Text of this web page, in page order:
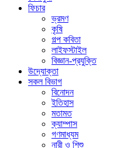
ফিচার
ভ্রমণ
কৃষি
গল্প ক‌বিতা
লাইফস্টাইল
বিজ্ঞান-প্রযুক্তি
উদ্যোক্তা
সকল বিভাগ
বিনোদন
ইতিহাস
মতামত
ক্যাম্পাস
গণমাধ্যম
নারী ও শিশু